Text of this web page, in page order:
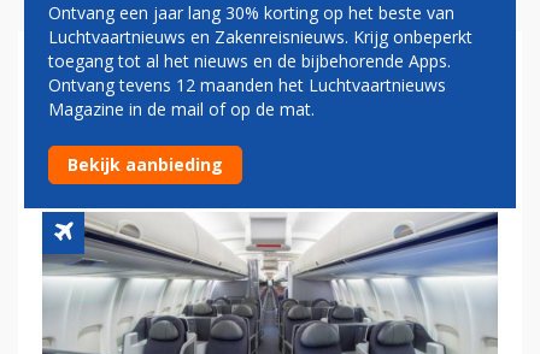
NIEUW INTERIEUR VOOR
BOEING 757'S VAN AMERICAN
AIRLINES
Ontvang een jaar lang 30% korting op het beste van
Luchtvaartnieuws en Zakenreisnieuws. Krijg onbeperkt
toegang tot al het nieuws en de bijbehorende Apps.
Ontvang tevens 12 maanden het Luchtvaartnieuws
Magazine in de mail of op de mat.
Bekijk aanbieding